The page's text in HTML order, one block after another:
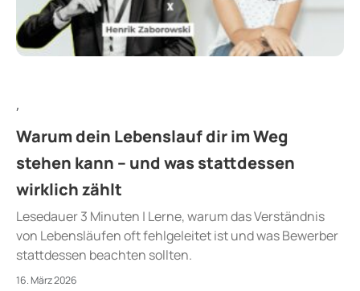
,
Warum dein Lebenslauf dir im Weg
stehen kann – und was stattdessen
wirklich zählt
Lesedauer 3 Minuten | Lerne, warum das Verständnis
von Lebensläufen oft fehlgeleitet ist und was Bewerber
stattdessen beachten sollten.
16. März 2026